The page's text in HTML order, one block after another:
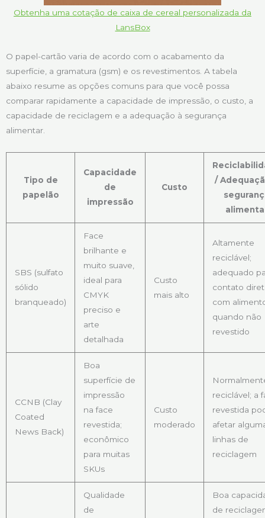
Obtenha uma cotação de caixa de cereal personalizada da
LansBox
O papel-cartão varia de acordo com o acabamento da
superfície, a gramatura (gsm) e os revestimentos. A tabela
abaixo resume as opções comuns para que você possa
comparar rapidamente a capacidade de impressão, o custo, a
capacidade de reciclagem e a adequação à segurança
alimentar.
Tipo de
papelão
Capacidade
de
impressão
Custo
/
SBS (sulfato
sólido
branqueado)
Face
brilhante e
muito suave,
ideal para
CMYK
preciso e
arte
detalhada
Custo
mais alto
Altamente
reciclável;
adequado
contato
com
quando não
revestido
CCNB (Clay
Coated
News Back)
Boa
superfície de
impressão
na face
revestida;
econômico
para muitas
SKUs
Custo
moderado
reciclável; a
revestida
afetar
linhas de
reciclagem
Qualidade
de
Boa
de